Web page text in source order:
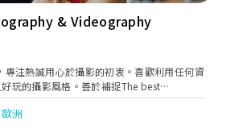
& Videography
專注熱誠用心於攝影的初衷。喜歡利用任何資
玩的攝影風格。善於補捉The best
留住難忘最珍貴的一𣊬間。透過攝影把真實
，希望透過照片表現出當中的故事及意義。
歐洲